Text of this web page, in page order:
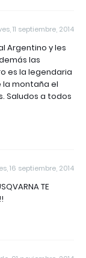
11 septiembre, 2014
Argentino y les
las
es la legendaria
la montaña el
Saludos a todos
16 septiembre, 2014
TE